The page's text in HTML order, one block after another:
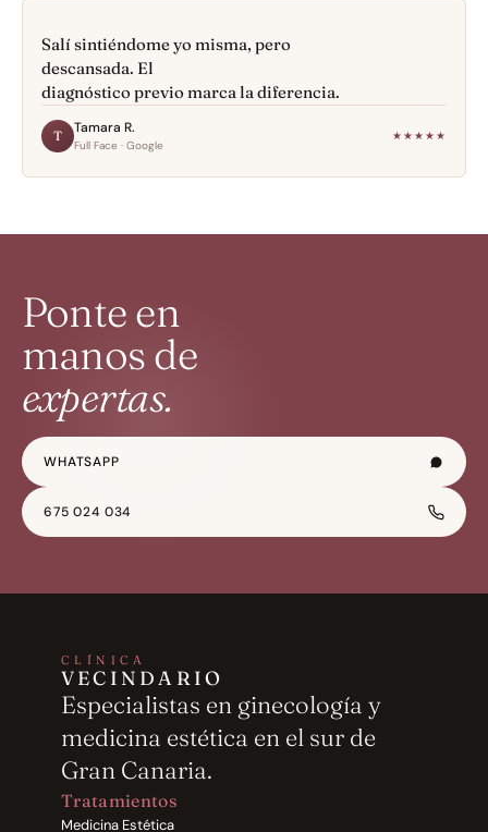
Salí sintiéndome yo misma, pero
descansada. El
diagnóstico previo marca la diferencia.
T Tamara R.
Full Face · Google
★★★★★
Ponte en
manos de
expertas.
WHATSAPP
675 024 034
CLÍNICA
VECINDARIO
Especialistas en ginecología y
medicina estética en el sur de
Gran Canaria.
Tratamientos
Medicina Estética